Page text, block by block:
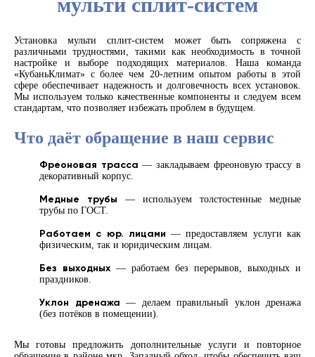
Установка мульти сплит-систем может быть сопряжена с
различными трудностями, такими как необходимость в точной
настройке и выборе подходящих материалов. Наша команда
«КубаньКлимат» с более чем 20-летним опытом работы в этой
сфере обеспечивает надежность и долговечность всех установок.
Мы используем только качественные компоненты и следуем всем
стандартам, что позволяет избежать проблем в будущем.
Что даёт обращение в наш сервис
Фреоновая трасса — закладываем фреоновую трассу в
декоративный корпус.
Медные трубы — используем толстостенные медные
трубы по ГОСТ.
Работаем с юр. лицами — предоставляем услуги как
физическим, так и юридическим лицам.
Без выходных — работаем без перерывов, выходных и
праздников.
Уклон дренажа — делаем правильный уклон дренажа
(без потёков в помещении).
Мы готовы предложить дополнительные услуги и повторное